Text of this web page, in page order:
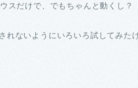
スだけで、でもちゃんと動くし？
れないようにいろいろ試してみた